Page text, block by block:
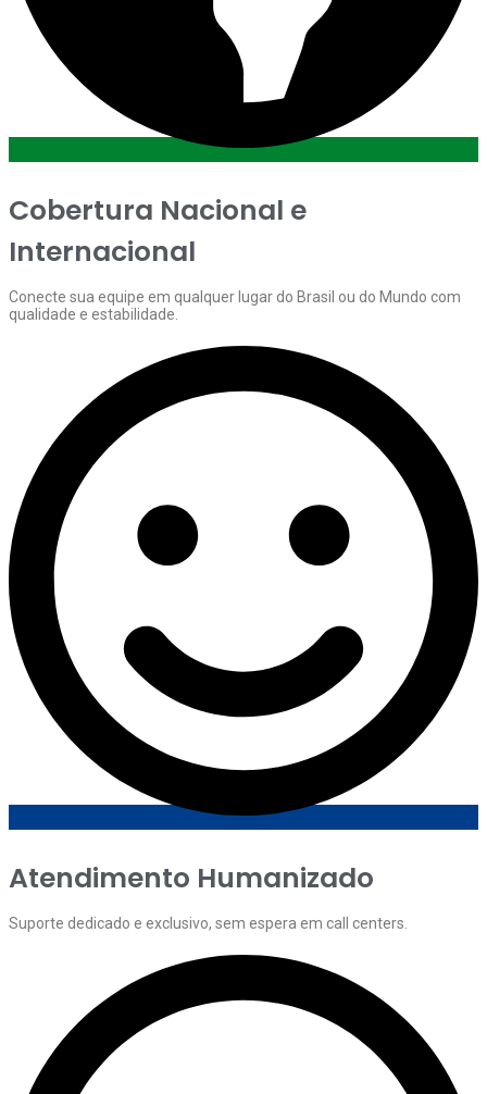
Cobertura Nacional e
Internacional
Conecte sua equipe em qualquer lugar do Brasil ou do Mundo com
qualidade e estabilidade.
Atendimento Humanizado
Suporte dedicado e exclusivo, sem espera em call centers.